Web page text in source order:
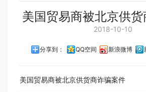
美国贸易商被北京供
2018-10-10
分享到： QQ空间 新浪微博
美国贸易商被北京供货商诈骗案件